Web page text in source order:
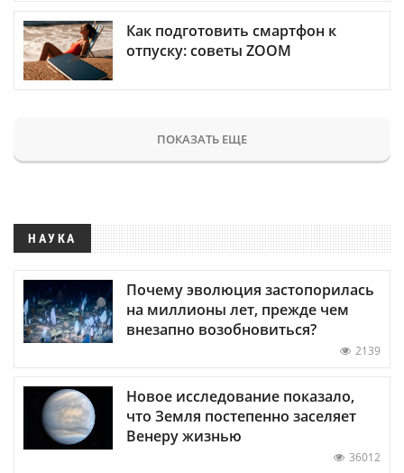
Как подготовить смартфон к
отпуску: советы ZOOM
ПОКАЗАТЬ ЕЩЕ
НАУКА
Почему эволюция застопорилась
на миллионы лет, прежде чем
внезапно возобновиться?
2139
Новое исследование показало,
что Земля постепенно заселяет
Венеру жизнью
36012